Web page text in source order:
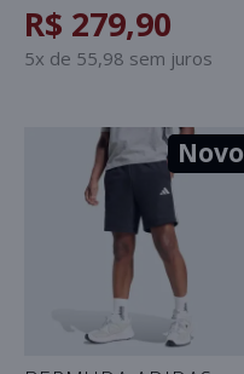
MARROM
R$ 279,90
5x de 55,98 sem juros
Novo